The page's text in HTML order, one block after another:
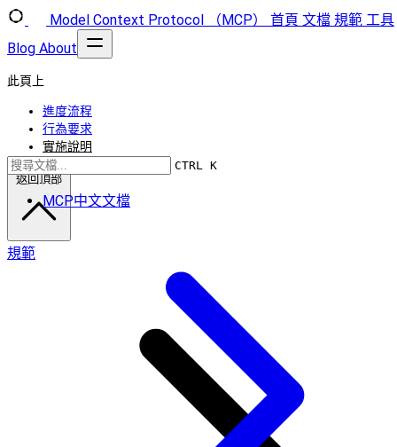
Model Context Protocol （MCP） 首頁 文檔 規範 工具
Blog About
CTRL K
MCP中文文檔
此頁上
進度流程
行為要求
實施說明
返回頂部
規範